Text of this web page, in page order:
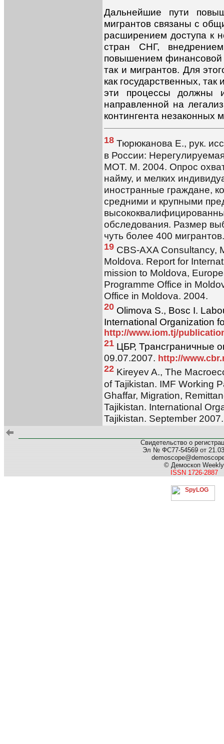
Дальнейшие пути
мигрантов связаны с
расширением доступа к
стран СНГ,
повышением финансовой
так и мигрантов. Для
как государственных, так
эти процессы должны
направленной на
контингента незаконных
18 Тюрюканова Е., рук.
в России:
МОТ. М. 2004. Опрос
найму, и мелких
иностранные граждане,
средними и крупными
обследования. Размер
чуть более 400 мигрантов.
19 CBS-AXA Consultancy,
Moldova. Report for
mission to Moldova,
Programme Office in
Office in Moldova. 2004.
20 Olimova S., Bosc I.
International Organization
http://www.iom.tj/
21 ЦБР, Трансграничные
09.07.2007. http://
22 Kireyev A., The
of Tajikistan. IMF Working
Ghaffar, Migration,
Tajikistan. International
Tajikistan. September 2007.
Свидетельство о
Эл № ФС77-54569 от
© Демоскоп Weekly
ISSN 1726-2887